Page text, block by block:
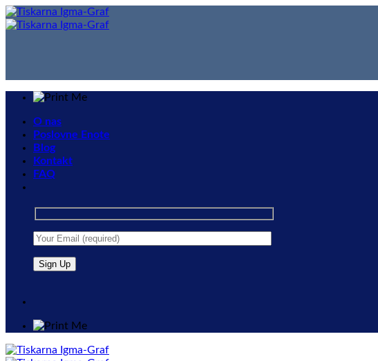
Skip
to
O nas
Poslovne Enote
Blog
Kontakt
FAQ